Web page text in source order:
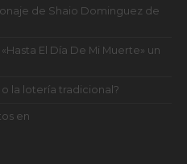
de Shaio Dominguez de
El Día De Mi Muerte» un
la lotería tradicional?
en